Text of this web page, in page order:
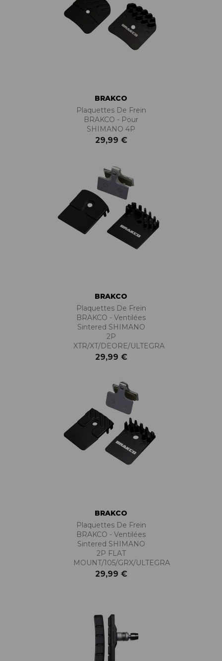
BRAKCO
Plaquettes De Frein
BRAKCO - Pour
SHIMANO 4P
29,99 €
BRAKCO
Plaquettes De Frein
BRAKCO - Ventilées
Sintered SHIMANO
2P
XTR/XT/DEORE/ULTEGRA
29,99 €
BRAKCO
Plaquettes De Frein
BRAKCO - Ventilées
Sintered SHIMANO
2P FLAT
MOUNT/105/GRX/ULTEGRA
29,99 €